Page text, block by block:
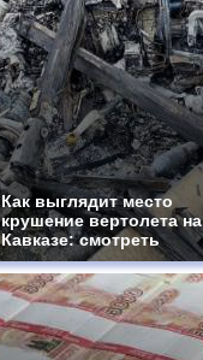
Как выглядит место
крушение вертолета на
Кавказе: смотреть